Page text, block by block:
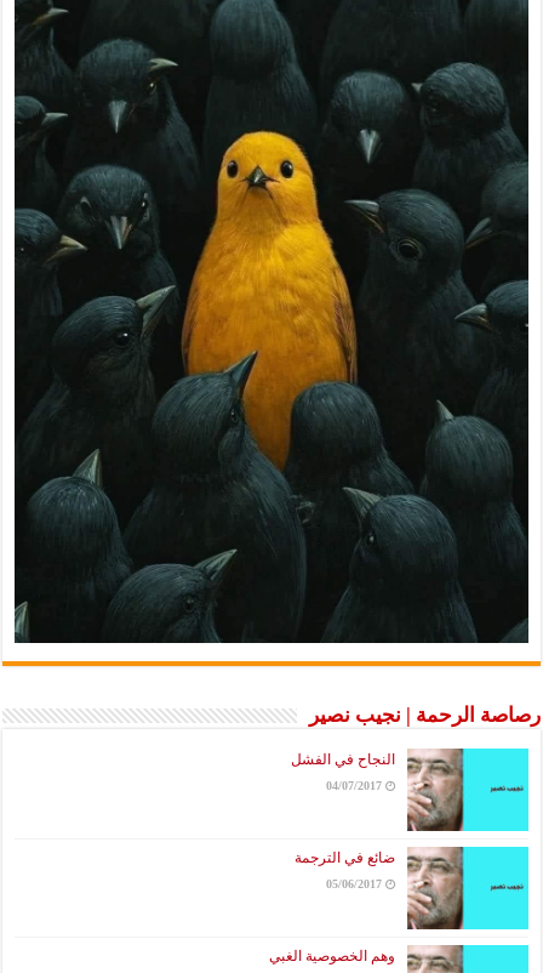
رصاصة الرحمة | نجيب نصير
النجاح في الفشل
04/07/2017
ضائع في الترجمة
05/06/2017
وهم الخصوصية الغبي